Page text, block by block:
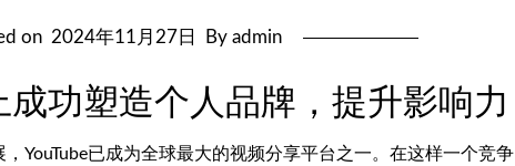
on 2024年11月27日 By admin
功塑造个人品牌，提升影响力
YouTube已成为全球最大的视频分享平台之一。在这样一个竞争